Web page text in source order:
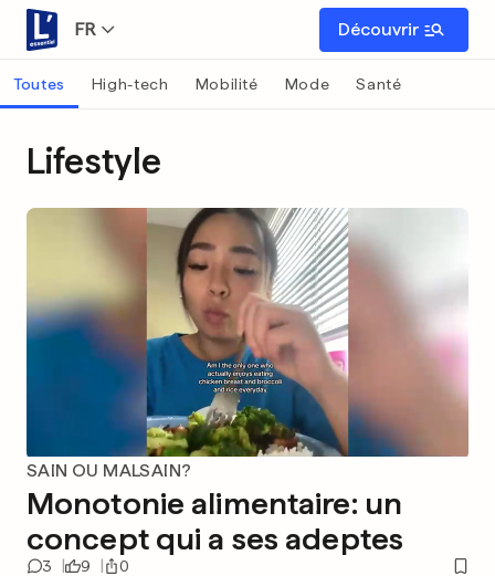
FR Découvrir
Toutes High-tech Mobilité Mode Santé
Lifestyle
SAIN OU MALSAIN?
Monotonie alimentaire: un
concept qui a ses adeptes
3 9 0